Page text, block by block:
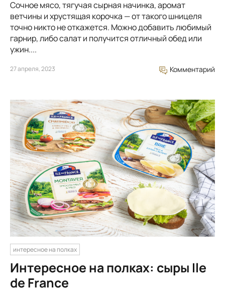
Сочное мясо, тягучая сырная начинка, аромат
ветчины и хрустящая корочка — от такого шницеля
точно никто не откажется. Можно добавить любимый
гарнир, либо салат и получится отличный обед или
ужин....
27 апреля, 2023 Комментарий
интересное на полках
Интересное на полках: сыры Ile
de France